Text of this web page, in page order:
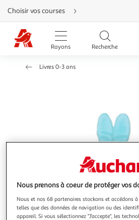
Aller
directement
au
contenu
Aller
directement
Aller
Choisir vos courses
Rayons Recherche
Livres 0-3 ans
Nous prenons à coeur de protéger vos
Nous et nos 68 partenaires stockons et accédons
telles que des données de navigation ou des
appareil. Si vous sélectionnez "J'accepte", les